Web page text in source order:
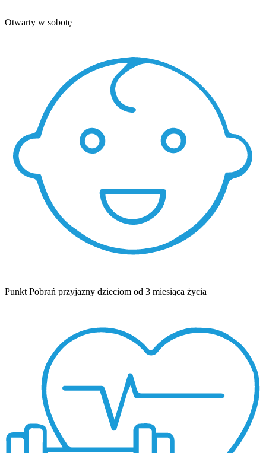
Otwarty w sobotę
Punkt Pobrań przyjazny dzieciom od 3 miesiąca życia